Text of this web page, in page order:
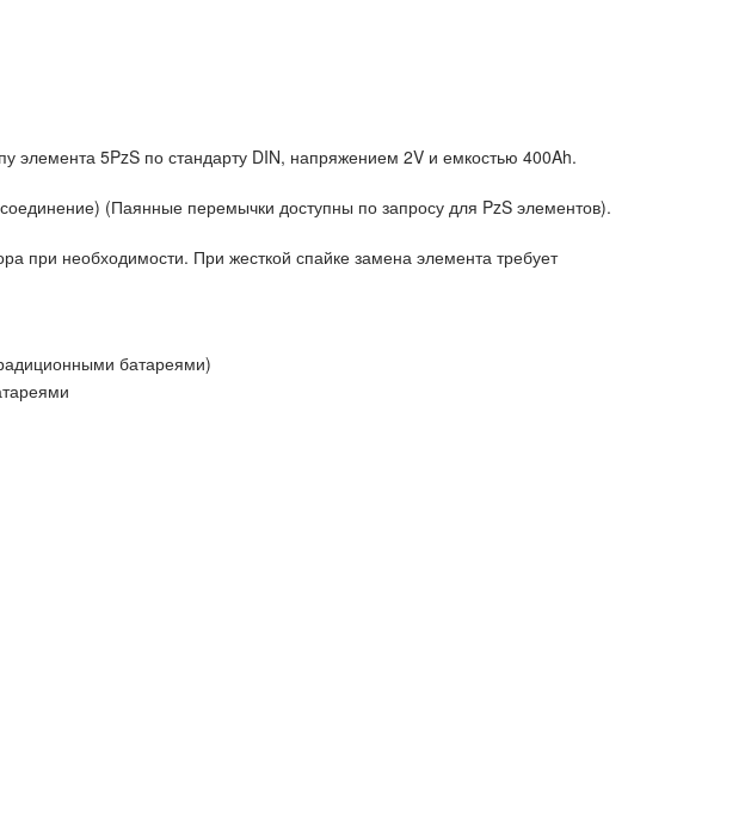
элемента 5PzS по стандарту DIN, напряжением 2V и емкостью 400Ah.
(Паянные перемычки доступны по запросу для PzS элементов).
при необходимости. При жесткой спайке замена элемента требует
батареями)